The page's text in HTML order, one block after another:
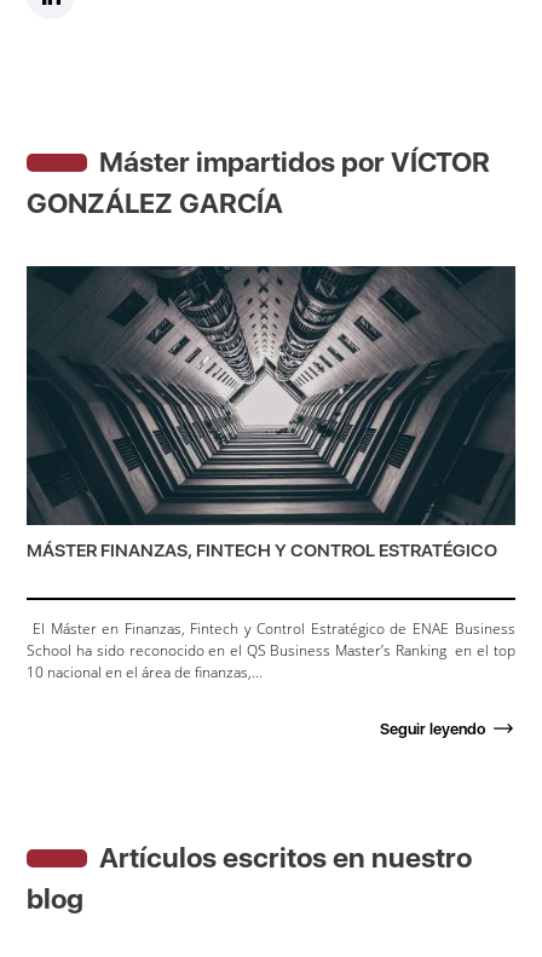
Máster impartidos por VÍCTOR
GONZÁLEZ GARCÍA
MÁSTER FINANZAS, FINTECH Y CONTROL ESTRATÉGICO
El Máster en Finanzas, Fintech y Control Estratégico de ENAE Business
School ha sido reconocido en el QS Business Master’s Ranking en el top
10 nacional en el área de finanzas,...
Seguir leyendo
Artículos escritos en nuestro
blog